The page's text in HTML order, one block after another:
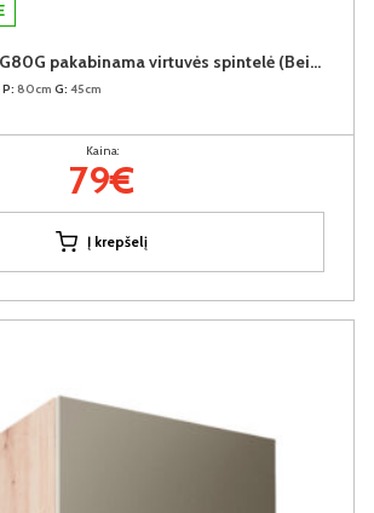
LANGEN BEIGE G80G pakabinama virtuvės spintelė (Beige/Dab Artisan)
P: 80cm G: 45cm
Kaina:
79€
Į krepšelį